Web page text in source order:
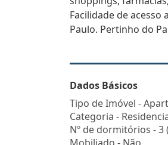
Facilidade de acesso
Paulo. Pertinho do
Dados Básicos
Tipo de Imóvel -
Categoria -
Nº de dormitórios - 3